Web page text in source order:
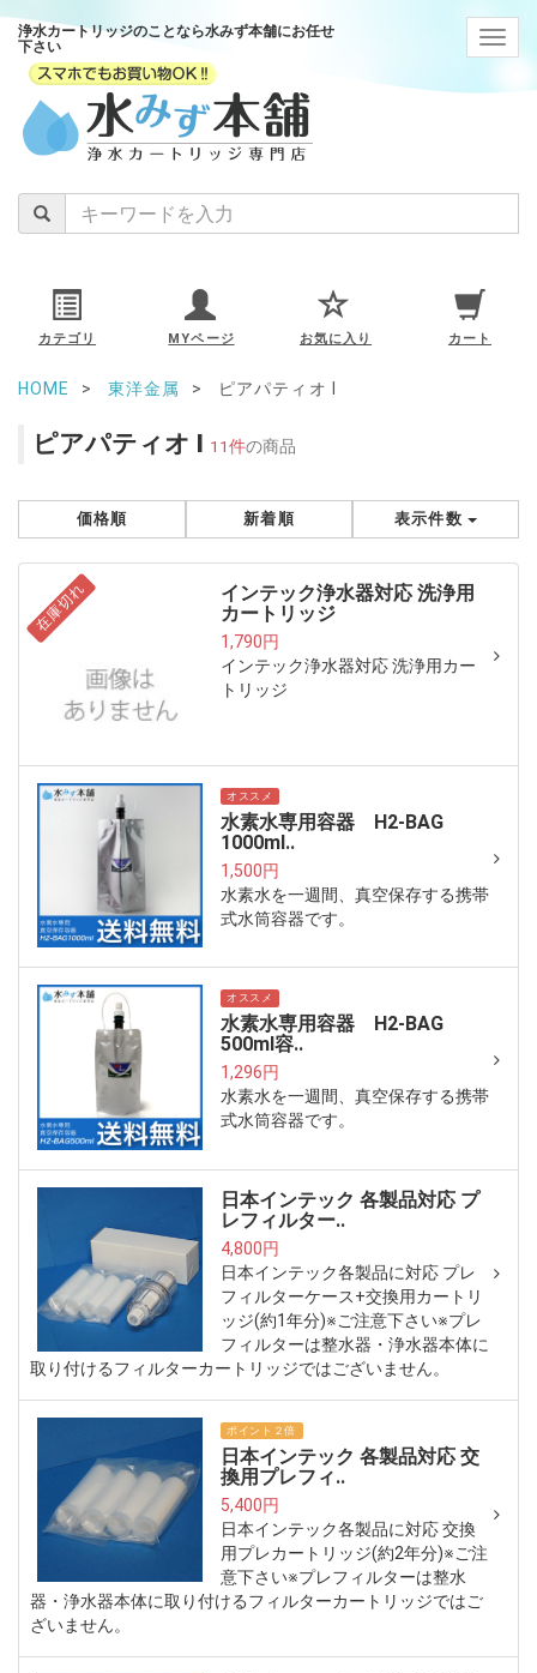
浄水カートリッジのことなら水みず本舗にお任せ
下さい
カテゴリ MYページ お気に入り カート
HOME 東洋金属 ピアパティオ I
ピアパティオ I 11件の商品
価格順 新着順 表示件数
在庫切れ
インテック浄水器対応 洗浄用
カートリッジ
1,790円
インテック浄水器対応 洗浄用カー
トリッジ
オススメ
水素水専用容器 H2-BAG
1000ml..
1,500円
水素水を一週間、真空保存する携帯
式水筒容器です。
オススメ
水素水専用容器 H2-BAG
500ml容..
1,296円
水素水を一週間、真空保存する携帯
式水筒容器です。
日本インテック 各製品対応 プ
レフィルター..
4,800円
日本インテック各製品に対応 プレ
フィルターケース+交換用カートリ
ッジ(約1年分)※ご注意下さい※プレ
フィルターは整水器・浄水器本体に
取り付けるフィルターカートリッジではございません。
ポイント２倍
日本インテック 各製品対応 交
換用プレフィ..
5,400円
日本インテック各製品に対応 交換
用プレカートリッジ(約2年分)※ご注
意下さい※プレフィルターは整水
器・浄水器本体に取り付けるフィルターカートリッジではご
ざいません。